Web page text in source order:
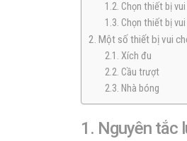
1.2. Chọn thiết bị
1.3. Chọn thiết bị
2. Một số thiết bị vui
2.1. Xích đu
2.2. Cầu trượt
2.3. Nhà bóng
1. Nguyên tắc